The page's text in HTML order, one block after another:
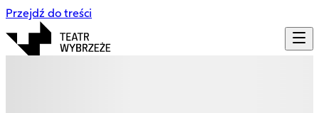
Przejdź do treści